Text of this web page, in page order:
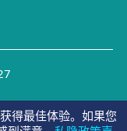
得最佳体验。如果您